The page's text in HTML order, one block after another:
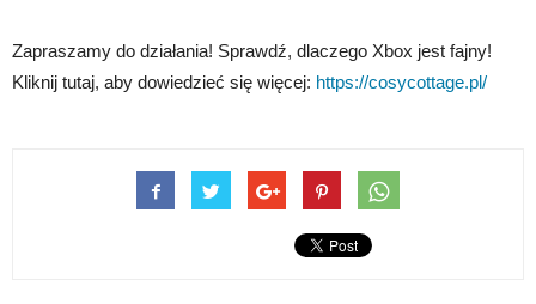
Zapraszamy do działania! Sprawdź, dlaczego Xbox jest fajny!
Kliknij tutaj, aby dowiedzieć się więcej: https://cosycottage.pl/